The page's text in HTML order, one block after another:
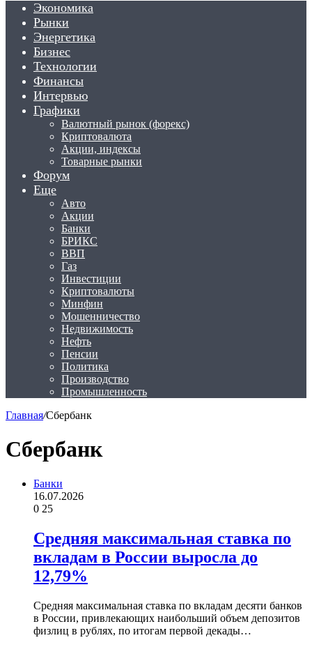
Экономика
Рынки
Энергетика
Бизнес
Технологии
Финансы
Интервью
Графики
Валютный рынок (форекс)
Криптовалюта
Акции, индексы
Товарные рынки
Форум
Еще
Авто
Акции
Банки
БРИКС
ВВП
Газ
Инвестиции
Криптовалюты
Минфин
Мошенничество
Недвижимость
Нефть
Пенсии
Политика
Производство
Промышленность
Главная/Сбербанк
Сбербанк
Банки
16.07.2026
0 25
Средняя максимальная ставка по
вкладам в России выросла до
12,79%
Средняя максимальная ставка по вкладам десяти банков
в России, привлекающих наибольший объем депозитов
физлиц в рублях, по итогам первой декады…